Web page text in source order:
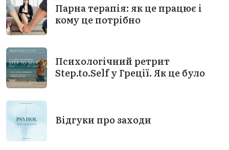
Парна терапія: як це працює і
кому це потрібно
Психологічний ретрит
Step.to.Self у Греції. Як це було
Відгуки про заходи